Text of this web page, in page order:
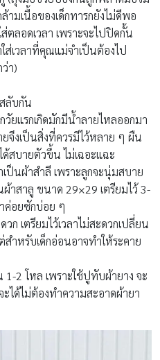
ามเนื้อของเด็กทารกยังไม่ดีพอ
ตลอดเวลา เพราะจะไปปิดกั้น
เวลาที่คุณแม่จำเป็นต้องไป
า)
ลับกัน
ยแรกเกิดมักมีน้ำลายไหลออกมา
จึงเป็นสิ่งที่ควรมีไว้หลาย ๆ ผืน
ด้สบายตัวขึ้น ไม่เฉอะแฉะ
ป็นผ้าสำลี เพราะลูกจะนุ่มสบาย
าสาลู ขนาด 29×29 เตรียมไว้ 3-
าค่อยซักบ่อย ๆ
ก เตรียมไว้เวลาไม่สะดวกเปลี่ยน
ำหรับเด็กอ่อนอาจทำให้ระคาย
2 โหล เพราะใช้ปูทับผ้ายาง จะ
ได้ไม่ต้องทำความสะอาดผ้ายา